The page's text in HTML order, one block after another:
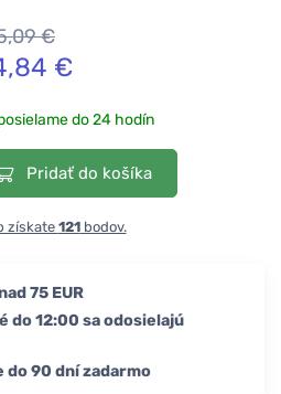
€
€
do 24 hodín
Pridať do košíka
získate 121bodov.
75 EUR
do 12:00 sa odosielajú
do 90 dní zadarmo